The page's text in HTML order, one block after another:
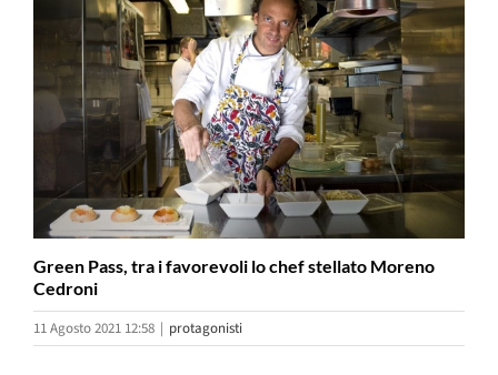
Green Pass, tra i favorevoli lo chef stellato Moreno
Cedroni
11 Agosto 2021 12:58 | protagonisti